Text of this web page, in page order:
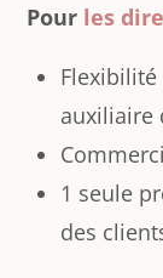
Pour les
auxiliaire
1 seule
des